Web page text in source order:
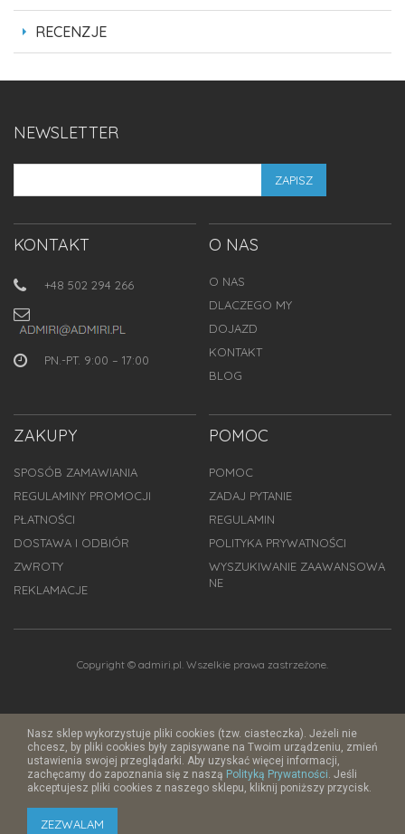
RECENZJE
NEWSLETTER
ZAPISZ
KONTAKT
+48 502 294 266
PN.-PT. 9:00 – 17:00
O NAS
O NAS
DLACZEGO MY
DOJAZD
KONTAKT
BLOG
ZAKUPY
SPOSÓB ZAMAWIANIA
REGULAMINY PROMOCJI
PŁATNOŚCI
DOSTAWA I ODBIÓR
ZWROTY
REKLAMACJE
POMOC
POMOC
ZADAJ PYTANIE
REGULAMIN
POLITYKA PRYWATNOŚCI
WYSZUKIWANIE ZAAWANSOWA
NE
Copyright © admiri.pl. Wszelkie prawa zastrzeżone.
Nasz sklep wykorzystuje pliki cookies (tzw. ciasteczka). Jeżeli nie
chcesz, by pliki cookies były zapisywane na Twoim urządzeniu, zmień
ustawienia swojej przeglądarki. Aby uzyskać więcej informacji,
zachęcamy do zapoznania się z naszą Polityką Prywatności. Jeśli
akceptujesz pliki cookies z naszego sklepu, kliknij poniższy przycisk.
ZEZWALAM